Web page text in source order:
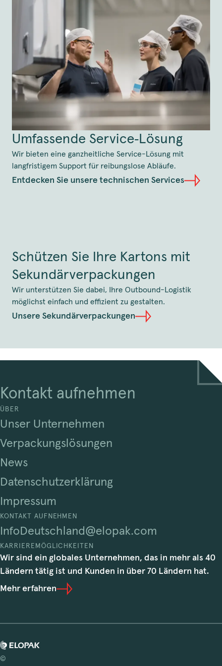
Umfassende Service‑Lösung
Wir bieten eine ganzheitliche Service-Lösung mit
langfristigem Support für reibungslose Abläufe.
Entdecken Sie unsere technischen Services
Schützen Sie Ihre Kartons mit
Sekundärverpackungen
Wir unterstützen Sie dabei, Ihre Outbound-Logistik
möglichst einfach und effizient zu gestalten.
Unsere Sekundärverpackungen
Kontakt aufnehmen
ÜBER
Unser Unternehmen
Verpackungslösungen
News
Datenschutzerklärung
Impressum
KONTAKT AUFNEHMEN
InfoDeutschland@elopak.com
KARRIEREMÖGLICHKEITEN
Wir sind ein globales Unternehmen, das in mehr als 40
Ländern tätig ist und Kunden in über 70 Ländern hat.
Mehr erfahren
©